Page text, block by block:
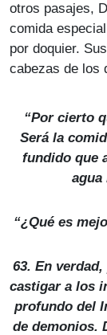
otros pasajes,
comida
por doquier.
cabezas de los
“Por cierto
Será la
fundido que
agua
“¿Qué es
63. En
castigar a los
profundo del
de demonios.